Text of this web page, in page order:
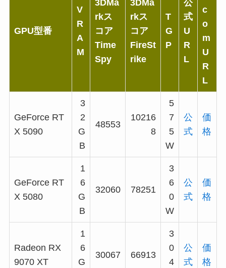
GPU型番
V
R
A
M
3DMa
rkス
コア
Time
Spy
3DMa
rkス
コア
FireSt
rike
T
G
P
公
式
U
R
L
c
o
m
U
R
L
GeForce RT
X 5090
3
2
G
B
48553
10216
8
5
7
5
W
公
式
価
格
GeForce RT
X 5080
1
6
G
B
32060 78251
3
6
0
W
公
式
価
格
Radeon RX
9070 XT
1
6
G
30067 66913
3
0
4
公
式
価
格